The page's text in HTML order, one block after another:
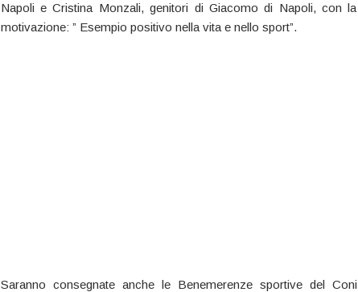
Napoli e Cristina Monzali, genitori di Giacomo di Napoli, con la
motivazione: ” Esempio positivo nella vita e nello sport”.
Saranno consegnate anche le Benemerenze sportive del Coni